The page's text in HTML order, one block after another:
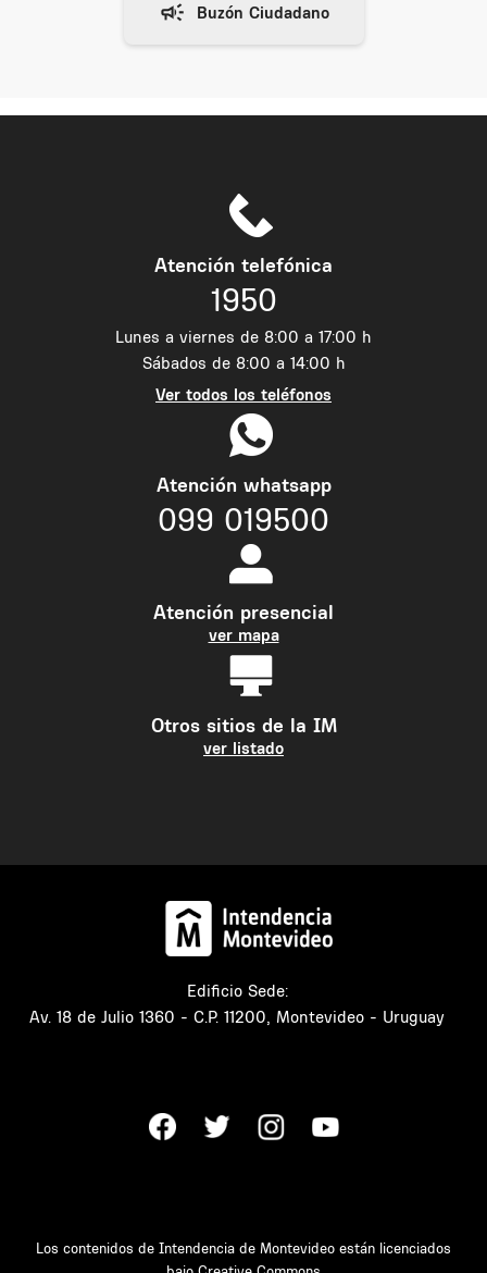
Atención telefónica
1950
Lunes a viernes de 8:00 a 17:00 h
Sábados de 8:00 a 14:00 h
Ver todos los teléfonos
Atención whatsapp
099 019500
Atención presencial
ver mapa
Otros sitios de la IM
ver listado
Edificio Sede:
Av. 18 de Julio 1360 - C.P. 11200, Montevideo - Uruguay
Los contenidos de Intendencia de Montevideo están licenciados